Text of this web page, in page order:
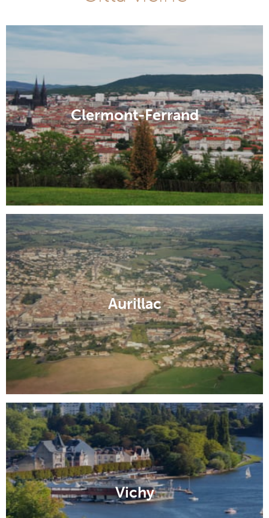
Clermont-Ferrand
Aurillac
Vichy